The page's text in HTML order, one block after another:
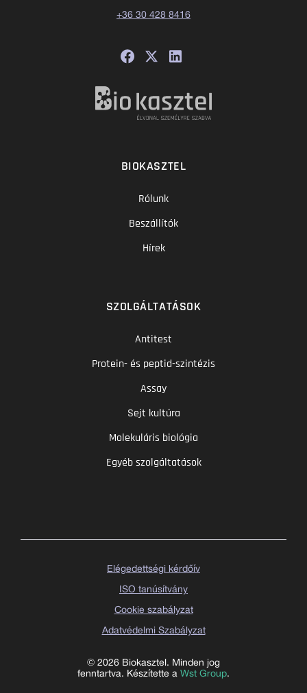
+36 30 428 8416
BIOKASZTEL
Rólunk
Beszállítók
Hírek
SZOLGÁLTATÁSOK
Antitest
Protein- és peptid-szintézis
Assay
Sejt kultúra
Molekuláris biológia
Egyéb szolgáltatások
© 2026 Biokasztel. Minden jog
fenntartva. Készítette a Wst Group.
Elégedettségi kérdőív
ISO tanúsítvány
Cookie szabályzat
Adatvédelmi Szabályzat